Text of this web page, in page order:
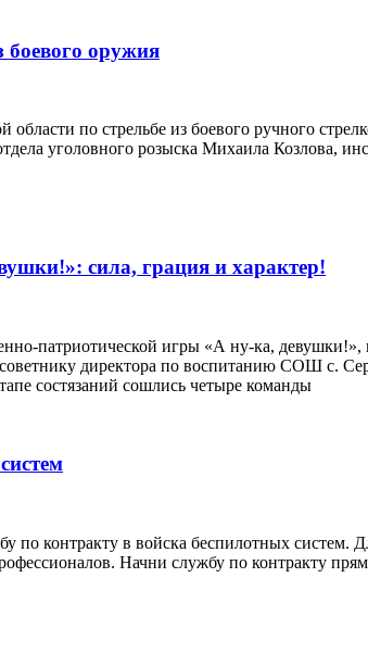
боевого оружия
по стрельбе из боевого ручного
уголовного розыска Михаила Козлова,
сила, грация и характер!
патриотической игры «А ну-ка,
директора по воспитанию СОШ с.
состязаний сошлись четыре команды
по контракту в войска беспилотных систем.
Начни службу по контракту